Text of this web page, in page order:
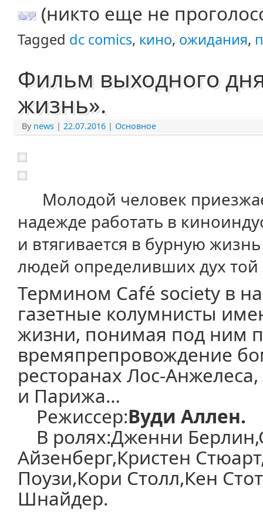
(никто еще не
Tagged dc comics, кино, ожидания,
Фильм выходного
жизнь».
By news | 22.07.2016 | Основное
Молодой человек
надежде работать в
и втягивается в бурную
людей определивших дух той
Термином Café society в
газетные колумнисты
жизни, понимая под ним
времяпрепровождение
ресторанах Лос-
и Парижа…
Режиссер:Вуди Аллен.
В ролях:Дженни
Айзенберг,Кристен
Поузи,Кори Столл,Кен
Шнайдер.